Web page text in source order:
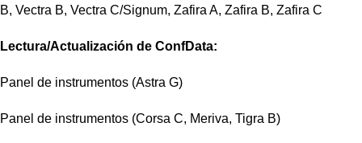
B, Vectra B, Vectra C/Signum, Zafira A, Zafira B, Zafira C
Lectura/Actualización de ConfData:
Panel de instrumentos (Astra G)
Panel de instrumentos (Corsa C, Meriva, Tigra B)